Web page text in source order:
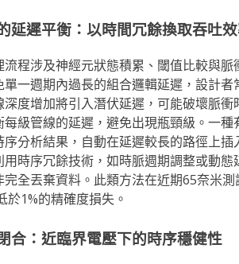
延遲平衡：以時間冗餘換取吞吐
程涉及神經元狀態積累、閾值比較與
一週期內過長的組合邏輯延遲，設計
度增加將引入潛伏延遲，可能破壞脈
級管線的延遲，避免出現瓶頸級。一
分析結果，自動在延遲較長的路徑上
時序冗餘技術，如時脈週期調整或動
全丟棄資料。此類方法在近期65奈米
於1%的精確度損失。
合：近臨界電壓下的時序穩健性